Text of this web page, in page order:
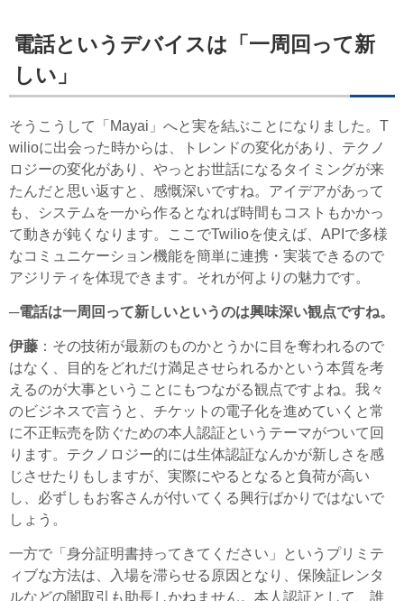
電話というデバイスは「一周回って新
しい」
そうこうして「Mayai」へと実を結ぶことになりました。T
wilioに出会った時からは、トレンドの変化があり、テクノ
ロジーの変化があり、やっとお世話になるタイミングが来
たんだと思い返すと、感慨深いですね。アイデアがあって
も、システムを一から作るとなれば時間もコストもかかっ
て動きが鈍くなります。ここでTwilioを使えば、APIで多様
なコミュニケーション機能を簡単に連携・実装できるので
アジリティを体現できます。それが何よりの魅力です。
─電話は一周回って新しいというのは興味深い観点ですね。
伊藤 ：その技術が最新のものかとうかに目を奪われるので
はなく、目的をどれだけ満足させられるかという本質を考
えるのが大事ということにもつながる観点ですよね。我々
のビジネスで言うと、チケットの電子化を進めていくと常
に不正転売を防ぐための本人認証というテーマがついて回
ります。テクノロジー的には生体認証なんかが新しさを感
じさせたりもしますが、実際にやるとなると負荷が高い
し、必ずしもお客さんが付いてくる興行ばかりではないで
しょう。
一方で「身分証明書持ってきてください」というプリミテ
ィブな方法は、入場を滞らせる原因となり、保険証レンタ
ルなどの闇取引も助長しかねません。本人認証として、誰